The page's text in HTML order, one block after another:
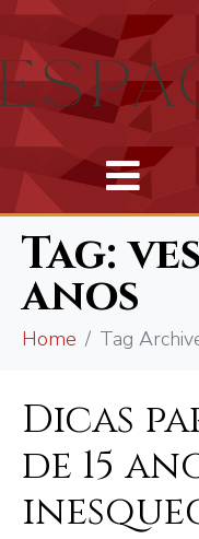
Tag:
anos
Home Tag
Dicas
de 15